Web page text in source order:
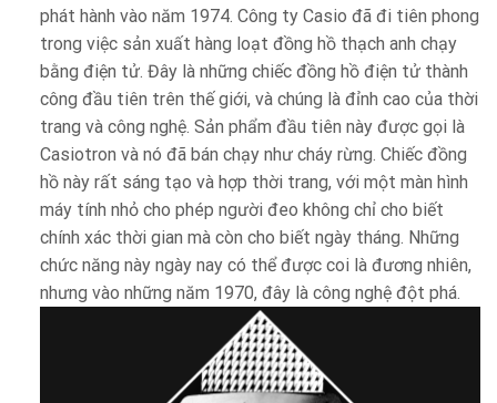
phát hành vào năm 1974. Công ty Casio đã đi tiên phong
trong việc sản xuất hàng loạt đồng hồ thạch anh chạy
bằng điện tử. Đây là những chiếc đồng hồ điện tử thành
công đầu tiên trên thế giới, và chúng là đỉnh cao của thời
trang và công nghệ. Sản phẩm đầu tiên này được gọi là
Casiotron và nó đã bán chạy như cháy rừng. Chiếc đồng
hồ này rất sáng tạo và hợp thời trang, với một màn hình
máy tính nhỏ cho phép người đeo không chỉ cho biết
chính xác thời gian mà còn cho biết ngày tháng. Những
chức năng này ngày nay có thể được coi là đương nhiên,
nhưng vào những năm 1970, đây là công nghệ đột phá.